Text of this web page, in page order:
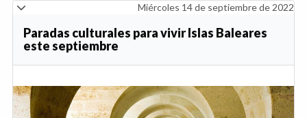
Miércoles 14 de septiembre de 2022
Paradas culturales para vivir Islas Baleares
este septiembre
Islas Baleares
Fundación Mahón
Anterior